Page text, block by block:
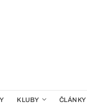
KLUBY ČLÁNKY